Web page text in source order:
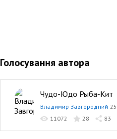
Голосування автора
Чудо-Юдо Рыба-Кит
Владимир Завгородний
11072
28 83